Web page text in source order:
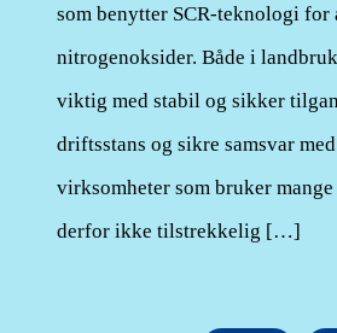
som benytter SCR-teknologi for
nitrogenoksider. Både i
viktig med stabil og sikker
driftsstans og sikre samsvar
virksomheter som bruker
derfor ikke tilstrekkelig […]